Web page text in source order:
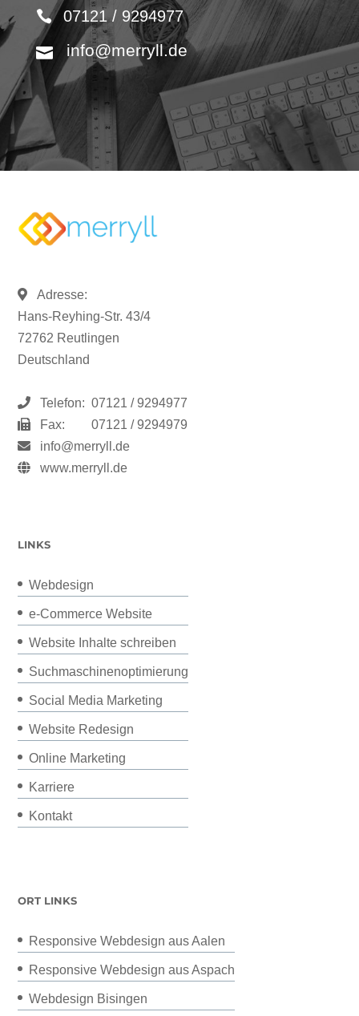
07121 / 9294977
info@merryll.de
Adresse:
Hans-Reyhing-Str. 43/4
72762 Reutlingen
Deutschland
Telefon: 07121 / 9294977
Fax:
07121 / 9294979
info@merryll.de
www.merryll.de
LINKS
Webdesign
e-Commerce Website
Website Inhalte schreiben
Suchmaschinenoptimierung
Social Media Marketing
Website Redesign
Online Marketing
Karriere
Kontakt
ORT LINKS
Responsive Webdesign aus Aalen
Responsive Webdesign aus Aspach
Webdesign Bisingen